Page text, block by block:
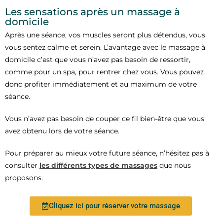
Les sensations après un massage à
domicile
Après une séance, vos muscles seront plus détendus, vous
vous sentez calme et serein. L’avantage avec le massage à
domicile c’est que vous n’avez pas besoin de ressortir,
comme pour un spa, pour rentrer chez vous. Vous pouvez
donc profiter immédiatement et au maximum de votre
séance.
Vous n’avez pas besoin de couper ce fil bien-être que vous
avez obtenu lors de votre séance.
Pour préparer au mieux votre future séance, n’hésitez pas à
consulter les différents types de massages que nous
proposons.
Cliquez ici pour réserver votre massage